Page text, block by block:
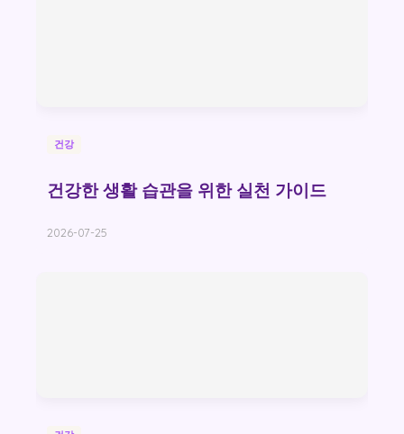
건강
건강한 생활 습관을 위한 실천 가이드
2026-07-25